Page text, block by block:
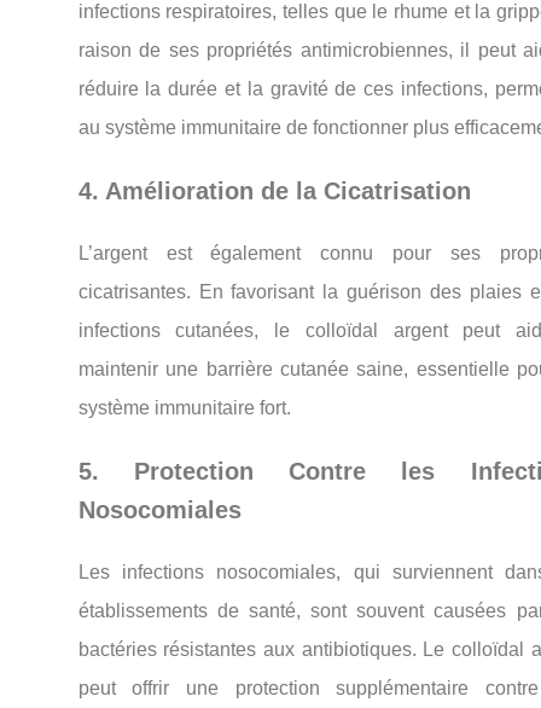
infections respiratoires, telles que le rhume et la
raison de ses propriétés antimicrobiennes, il peut
réduire la durée et la gravité de ces infections,
au système immunitaire de fonctionner plus
4. Amélioration de la Cicatrisation
L’argent est également connu pour ses
cicatrisantes. En favorisant la guérison des plaies
infections cutanées, le colloïdal argent peut
maintenir une barrière cutanée saine, essentielle
système immunitaire fort.
5. Protection Contre les
Nosocomiales
Les infections nosocomiales, qui surviennent
établissements de santé, sont souvent causées
bactéries résistantes aux antibiotiques. Le colloïdal
peut offrir une protection supplémentaire